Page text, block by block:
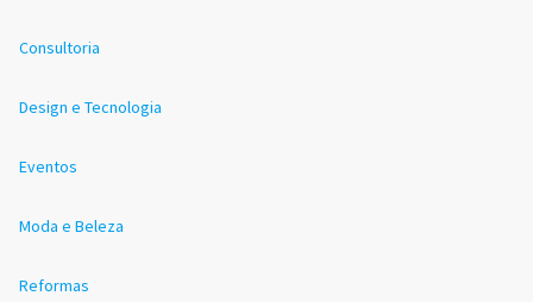
Consultoria
Design e Tecnologia
Eventos
Moda e Beleza
Reformas